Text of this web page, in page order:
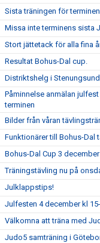
Sista träningen för
Missa inte terminens sista
Stort jättetack för alla fina
Resultat Bohus-Dal cup.
Distriktshelg i
Påminnelse anmälan
terminen
Bilder från våran
Funktionärer till Bohus-Dal
Bohus-Dal Cup 3 december
Träningstävling nu på
Julklappstips!
Julfesten 4 december kl
Välkomna att träna med
Judo5 samträning i